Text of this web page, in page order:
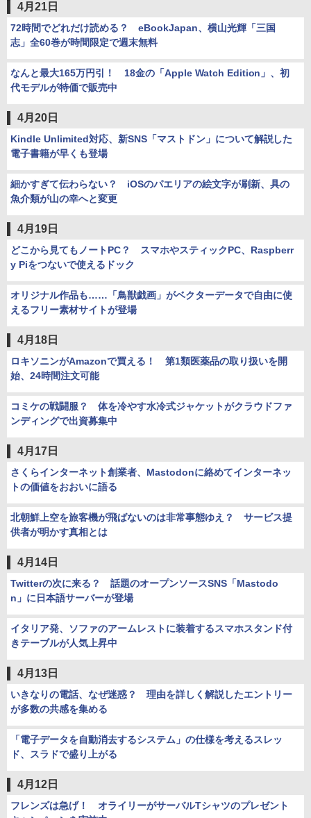
4月21日
72時間でどれだけ読める？ eBookJapan、横山光輝「三国
志」全60巻が時間限定で週末無料
なんと最大165万円引！ 18金の「Apple Watch Edition」、初
代モデルが特価で販売中
4月20日
Kindle Unlimited対応、新SNS「マストドン」について解説した
電子書籍が早くも登場
細かすぎて伝わらない？ iOSのパエリアの絵文字が刷新、具の
魚介類が山の幸へと変更
4月19日
どこから見てもノートPC？ スマホやスティックPC、Raspberr
y Piをつないで使えるドック
オリジナル作品も……「鳥獣戯画」がベクターデータで自由に使
えるフリー素材サイトが登場
4月18日
ロキソニンがAmazonで買える！ 第1類医薬品の取り扱いを開
始、24時間注文可能
コミケの戦闘服？ 体を冷やす水冷式ジャケットがクラウドファ
ンディングで出資募集中
4月17日
さくらインターネット創業者、Mastodonに絡めてインターネッ
トの価値をおおいに語る
北朝鮮上空を旅客機が飛ばないのは非常事態ゆえ？ サービス提
供者が明かす真相とは
4月14日
Twitterの次に来る？ 話題のオープンソースSNS「Mastodo
n」に日本語サーバーが登場
イタリア発、ソファのアームレストに装着するスマホスタンド付
きテーブルが人気上昇中
4月13日
いきなりの電話、なぜ迷惑？ 理由を詳しく解説したエントリー
が多数の共感を集める
「電子データを自動消去するシステム」の仕様を考えるスレッ
ド、スラドで盛り上がる
4月12日
フレンズは急げ！ オライリーがサーバルTシャツのプレゼント